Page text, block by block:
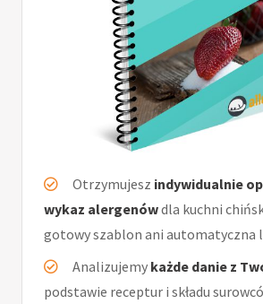
Otrzymujesz indywidualnie
wykaz alergenówdla kuchni
gotowy szablon ani automatyczna
Analizujemy każde danie z
podstawie receptur i składu